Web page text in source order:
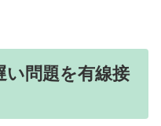
問題を有線接